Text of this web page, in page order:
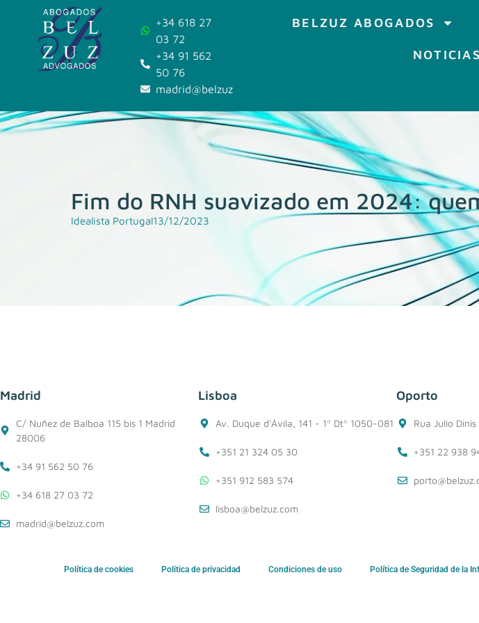
+34 618 27
03 72
+34 91 562
50 76
madrid@belzuz.com
BELZUZ ABOGADOS
NOTICIAS
Fim do RNH suavizado em 2024:
Idealista Portugal13/12/2023
Madrid
C/ Nuñez de Balboa 115 bis 1 Madrid
28006
+34 91 562 50 76
+34 618 27 03 72
madrid@belzuz.com
Lisboa
Av. Duque d'Ávila, 141 - 1º Dtº 1050-081
+351 21 324 05 30
+351 912 583 574
lisboa@belzuz.com
Oporto
Rua Julio
+351 22 938
Política de cookies Politica de privacidad Condiciones de uso Política de Seguridad de la